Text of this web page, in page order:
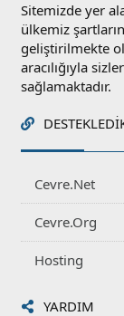
Sitemizde yer
ülkemiz
geliştirilmekte
aracılığıyla
sağlamaktadır.
Cevre.Net
Cevre.Org
Hosting
YARDIM